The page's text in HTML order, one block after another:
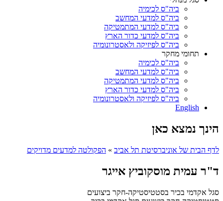
ביה"ס לכימיה
ביה"ס למדעי המחשב
ביה"ס למדעי המתמטיקה
ביה"ס למדעי כדור הארץ
ביה"ס לפיזיקה ולאסטרונומיה
תחומי מחקר
ביה"ס לכימיה
ביה"ס למדעי המחשב
ביה"ס למדעי המתמטיקה
ביה"ס למדעי כדור הארץ
ביה"ס לפיזיקה ולאסטרונומיה
English
הינך נמצא כאן
לדף הבית של אוניברסיטת תל אביב » הפקולטה למדעים מדויקים
ד"ר עמית מוסקוביץ אייגר
סגל אקדמי בכיר בסטטיסטיקה-חקר ביצועים